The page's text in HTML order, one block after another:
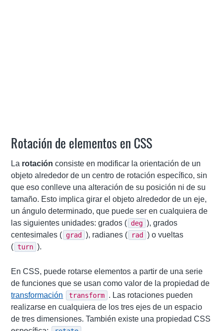
Rotación de elementos en CSS
La rotación consiste en modificar la orientación de un
objeto alrededor de un centro de rotación específico, sin
que eso conlleve una alteración de su posición ni de su
tamaño. Esto implica girar el objeto alrededor de un eje,
un ángulo determinado, que puede ser en cualquiera de
las siguientes unidades: grados ( deg ), grados
centesimales ( grad ), radianes ( rad
) o vueltas
( turn ).
En CSS, puede rotarse elementos a partir de una serie
de funciones que se usan como valor de la propiedad de
transformación
transform . Las rotaciones pueden
realizarse en cualquiera de los tres ejes de un espacio
de tres dimensiones. También existe una propiedad CSS